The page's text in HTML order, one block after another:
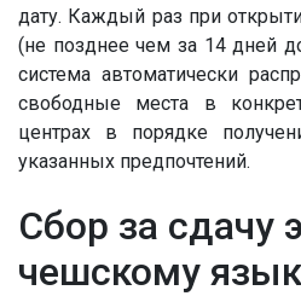
дату. Каждый раз при
(не позднее чем за 14 дней
система автоматически
свободные места в
центрах в порядке
указанных предпочтений.
Сбор за сдачу
чешскому